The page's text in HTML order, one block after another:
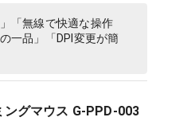
「無線で快適な操作
一品」「DPI変更が簡
グマウス G-PPD-003